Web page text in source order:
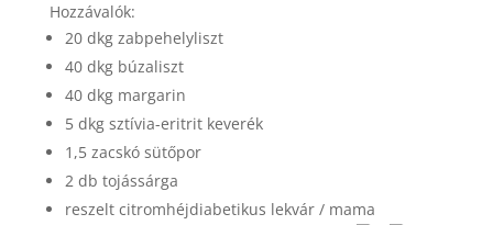
Hozzávalók:
20 dkg zabpehelyliszt
40 dkg búzaliszt
40 dkg margarin
5 dkg sztívia-eritrit keverék
1,5 zacskó sütőpor
2 db tojássárga
reszelt citromhéjdiabetikus lekvár / mama